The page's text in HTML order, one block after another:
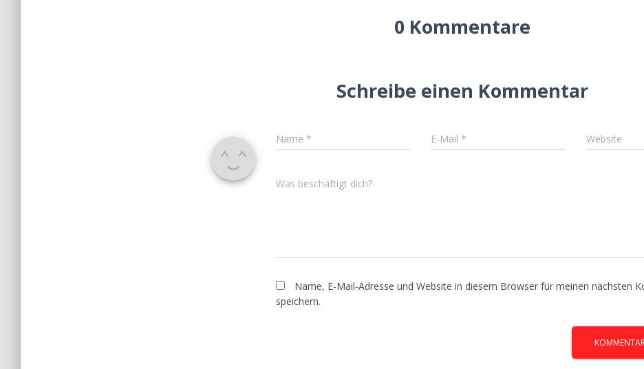
0 Kommentare
Schreibe einen Kommentar
Name * E-Mail * Website
Was beschäftigt dich?
Name, E-Mail-Adresse und Website in diesem Browser für meinen nächsten
speichern.